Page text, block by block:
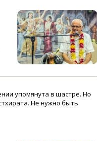
упомянута в шастре. Но
Не нужно быть